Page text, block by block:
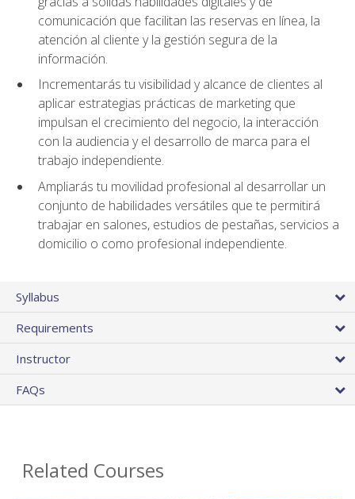
comunicación que facilitan las reservas en línea, la
atención al cliente y la gestión segura de la
información.
Incrementarás tu visibilidad y alcance de clientes al
aplicar estrategias prácticas de marketing que
impulsan el crecimiento del negocio, la interacción
con la audiencia y el desarrollo de marca para el
trabajo independiente.
Ampliarás tu movilidad profesional al desarrollar un
conjunto de habilidades versátiles que te permitirá
trabajar en salones, estudios de pestañas, servicios a
domicilio o como profesional independiente.
Syllabus
Requirements
Instructor
FAQs
Related Courses